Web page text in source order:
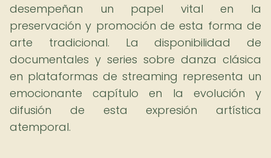
desempeñan un papel vital en la
preservación y promoción de esta forma de
arte tradicional. La disponibilidad de
documentales y series sobre danza clásica
en plataformas de streaming representa un
emocionante capítulo en la evolución y
difusión de esta expresión artística
atemporal.